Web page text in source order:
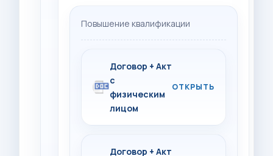
Повышение квалификации
Договор + Акт
с
физическим
лицом
Договор + Акт